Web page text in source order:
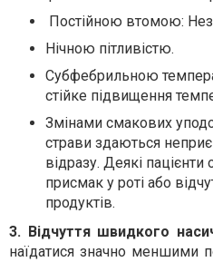
Постійною втомою:
Нічною пітливістю.
Субфебрильною
стійке підвищення
Змінами смакових
страви здаються
відразу. Деякі
присмак у роті або
продуктів.
3. Відчуття швидкого
наїдатися значно меншими